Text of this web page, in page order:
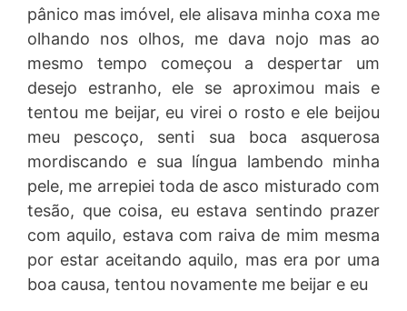
pânico mas imóvel, ele alisava minha coxa me
olhando nos olhos, me dava nojo mas ao
mesmo tempo começou a despertar um
desejo estranho, ele se aproximou mais e
tentou me beijar, eu virei o rosto e ele beijou
meu pescoço, senti sua boca asquerosa
mordiscando e sua língua lambendo minha
pele, me arrepiei toda de asco misturado com
tesão, que coisa, eu estava sentindo prazer
com aquilo, estava com raiva de mim mesma
por estar aceitando aquilo, mas era por uma
boa causa, tentou novamente me beijar e eu